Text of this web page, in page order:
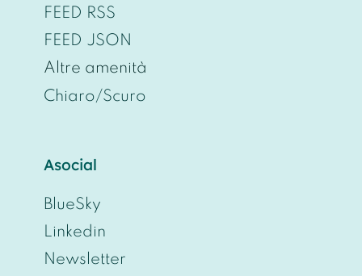
FEED RSS
FEED JSON
Altre amenità
Chiaro/Scuro
Asocial
BlueSky
Linkedin
Newsletter